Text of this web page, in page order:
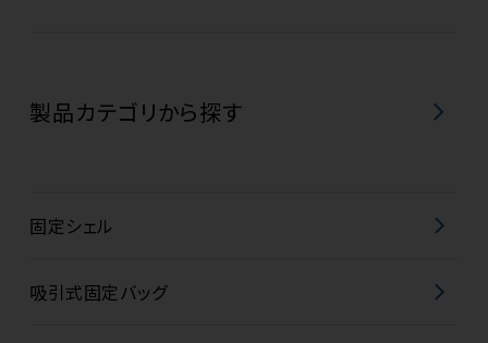
製品カテゴリから探す
固定シェル
吸引式固定バッグ